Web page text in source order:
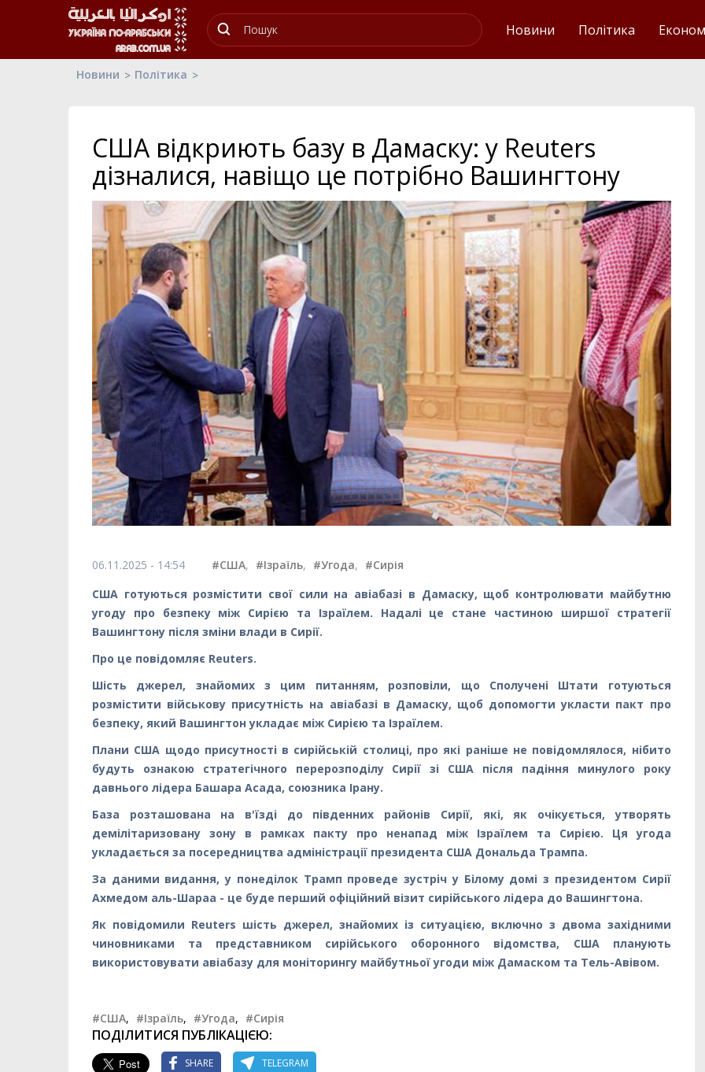
Новини Політика
Новини Політика
США відкриють базу в Дамаску: у Reuters
дізналися, навіщо це потрібно Вашингтону
06.11.2025 - 14:54 #США, #Ізраїль, #Угода, #Сирія
США готуються розмістити свої сили на авіабазі в Дамаску, щоб контролювати майбутню
угоду про безпеку між Сирією та Ізраїлем. Надалі це стане частиною ширшої стратегії
Вашингтону після зміни влади в Сирії.
Про це повідомляє Reuters.
Шість джерел, знайомих з цим питанням, розповіли, що Сполучені Штати готуються
розмістити військову присутність на авіабазі в Дамаску, щоб допомогти укласти пакт про
безпеку, який Вашингтон укладає між Сирією та Ізраїлем.
Плани США щодо присутності в сирійській столиці, про які раніше не повідомлялося, нібито
будуть ознакою стратегічного перерозподілу Сирії зі США після падіння минулого року
давнього лідера Башара Асада, союзника Ірану.
База розташована на в'їзді до південних районів Сирії, які, як очікується, утворять
демілітаризовану зону в рамках пакту про ненапад між Ізраїлем та Сирією. Ця угода
укладається за посередництва адміністрації президента США Дональда Трампа.
За даними видання, у понеділок Трамп проведе зустріч у Білому домі з президентом Сирії
Ахмедом аль-Шараа - це буде перший офіційний візит сирійського лідера до Вашингтона.
Як повідомили Reuters шість джерел, знайомих із ситуацією, включно з двома західними
чиновниками та представником сирійського оборонного відомства, США планують
використовувати авіабазу для моніторингу майбутньої угоди між Дамаском та Тель-Авівом.
#США, #Ізраїль, #Угода, #Сирія
ПОДІЛИТИСЯ ПУБЛІКАЦІЄЮ:
SHARE TELEGRAM